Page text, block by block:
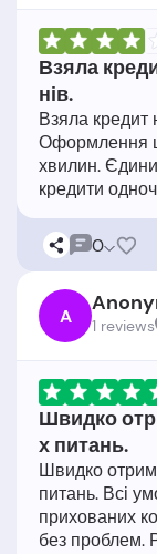
Взяла
нів.
Взяла кредит
Оформлення
хвилин.
0
A 1 reviews
Швидко
х питань.
Швидко
питань. Всі
прихованих
без проблем.